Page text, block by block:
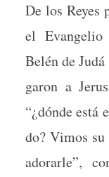
De los Reyes
el
Belén de
garon a
“¿dónde está
do? Vimos
ado­rar­le”,